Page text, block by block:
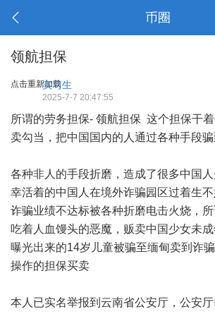
币圈
领航担保
点击重新加载
实习生
2025-7-7 20:47:55
所谓的劳务担保- 领航担保 这个担保干
卖勾当，把中国国内的人通过各种手段
各种非人的手段折磨，造成了很多中国
幸活着的中国人在境外诈骗园区过着生
诈骗业绩不达标被各种折磨电击火烧，
吃着人血馒头的恶魔，贩卖中国少女未
曝光出来的14岁儿童被骗至缅甸卖到诈
操作的担保买卖
本人已实名举报到云南省公安厅，公安